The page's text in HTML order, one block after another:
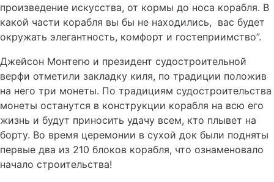
произведение искусства, от кормы до носа корабля. В
какой части корабля вы бы не находились, вас будет
окружать элегантность, комфорт и гостеприимство”.
Джейсон Монтегю и президент судостроительной
верфи отметили закладку киля, по традиции положив
на него три монеты. По традициям судостроительства
монеты останутся в конструкции корабля на всю его
жизнь и будут приносить удачу всем, кто плывет на
борту. Во время церемонии в сухой док были подняты
первые два из 210 блоков корабля, что ознаменовало
начало строительства!